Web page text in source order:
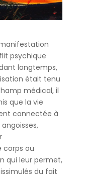
psychique
longtemps,
était tenu
médical, il
que la vie
connectée à
corps ou
qui leur permet,
du fait